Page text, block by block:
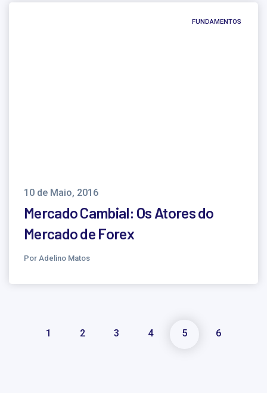
FUNDAMENTOS
10 de Maio, 2016
Mercado Cambial: Os Atores do
Mercado de Forex
Por Adelino Matos
1 2 3 4 5 6